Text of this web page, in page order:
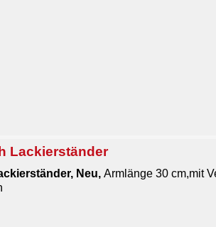
Lackierständer
Neu, Armlänge 30 cm,mit